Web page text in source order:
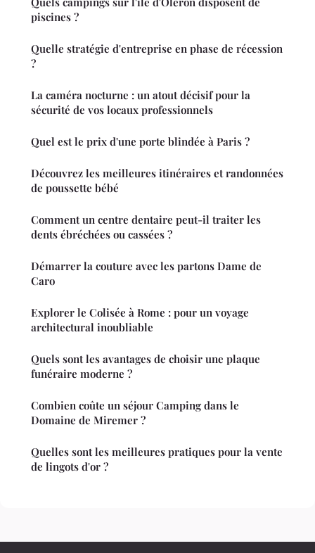
piscines ?
Quelle stratégie d'entreprise en phase de récession
?
La caméra nocturne : un atout décisif pour la
sécurité de vos locaux professionnels
Quel est le prix d'une porte blindée à Paris ?
Découvrez les meilleures itinéraires et randonnées
de poussette bébé
Comment un centre dentaire peut-il traiter les
dents ébréchées ou cassées ?
Démarrer la couture avec les partons Dame de
Caro
Explorer le Colisée à Rome : pour un voyage
architectural inoubliable
Quels sont les avantages de choisir une plaque
funéraire moderne ?
Combien coûte un séjour Camping dans le
Domaine de Miremer ?
Quelles sont les meilleures pratiques pour la vente
de lingots d'or ?